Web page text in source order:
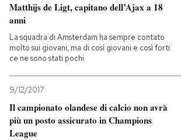
NEWSLETTER
I MIEI PREFERITI
CALENDARIO
Matthijs de Ligt, capitano dell’Ajax a 18
anni
La squadra di Amsterdam ha sempre contato
molto sui giovani, ma di così giovani e così forti
ce ne sono stati pochi
9/12/2017
Il campionato olandese di calcio non avrà
più un posto assicurato in Champions
League